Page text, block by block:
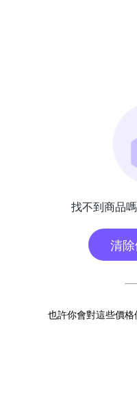
找不到商品
清
也許你會對這些價格